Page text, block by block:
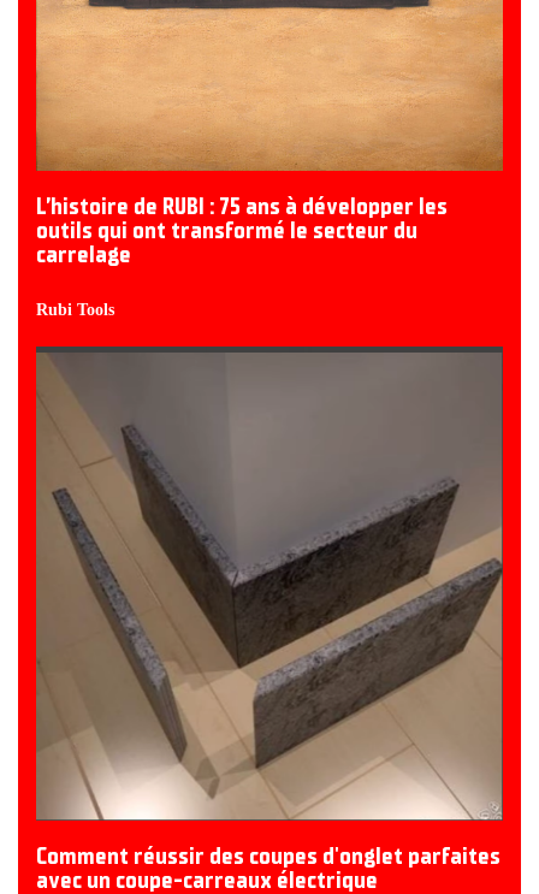
L’histoire de RUBI : 75 ans à développer les
outils qui ont transformé le secteur du
carrelage
Rubi Tools
Comment réussir des coupes d'onglet parfaites
avec un coupe-carreaux électrique